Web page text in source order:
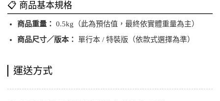
📋 商品基本規格
商品重量： 0.5kg（此為預估值，最終依實體重量為主）
商品尺寸／版本：
單行本 / 特裝版（依款式選擇為準）
運送方式